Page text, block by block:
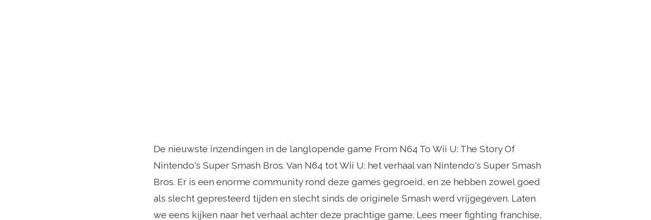
De nieuwste inzendingen in de langlopende game From N64 To Wii U: The Story Of
Nintendo's Super Smash Bros. Van N64 tot Wii U: het verhaal van Nintendo's Super Smash
Bros. Er is een enorme community rond deze games gegroeid, en ze hebben zowel goed
als slecht gepresteerd tijden en slecht sinds de originele Smash werd vrijgegeven. Laten
we eens kijken naar het verhaal achter deze prachtige game. Lees meer fighting franchise,